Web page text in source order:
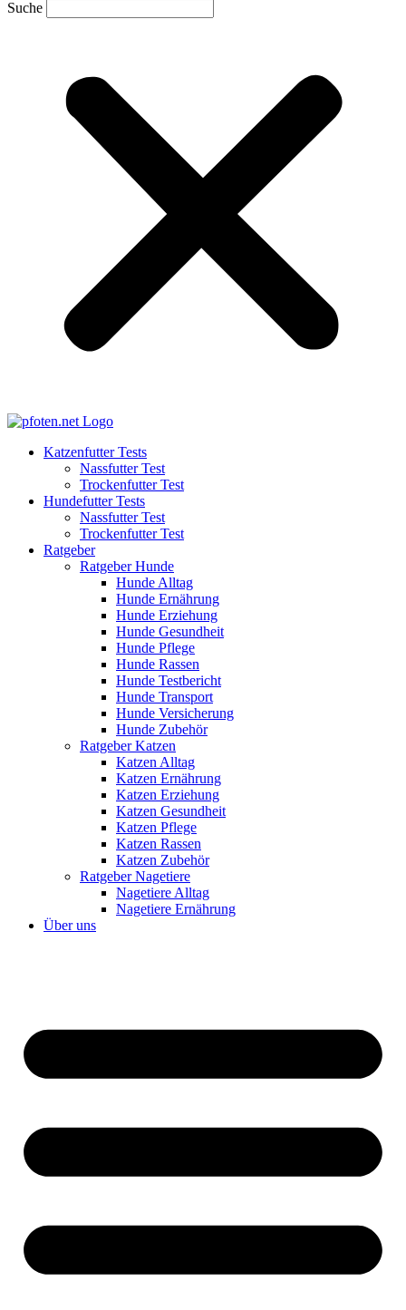
Suche
Katzenfutter Tests
Nassfutter Test
Trockenfutter Test
Hundefutter Tests
Nassfutter Test
Trockenfutter Test
Ratgeber
Ratgeber Hunde
Hunde Alltag
Hunde Ernährung
Hunde Erziehung
Hunde Gesundheit
Hunde Pflege
Hunde Rassen
Hunde Testbericht
Hunde Transport
Hunde Versicherung
Hunde Zubehör
Ratgeber Katzen
Katzen Alltag
Katzen Ernährung
Katzen Erziehung
Katzen Gesundheit
Katzen Pflege
Katzen Rassen
Katzen Zubehör
Ratgeber Nagetiere
Nagetiere Alltag
Nagetiere Ernährung
Über uns